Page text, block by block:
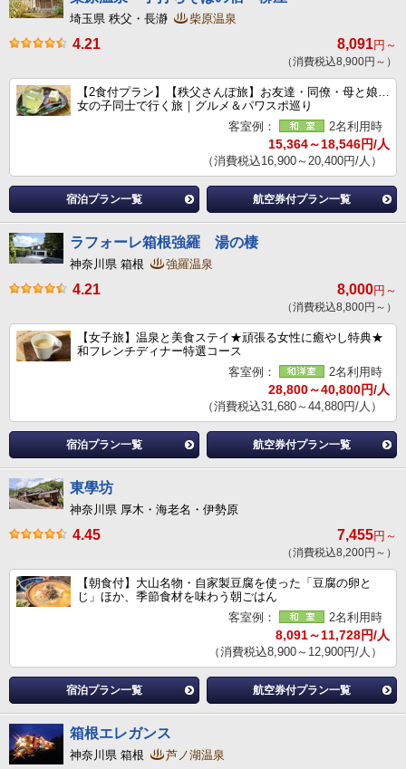
埼玉県 秩父・長瀞 柴原温泉
4.21 8,091円～
（消費税込8,900円～）
【2食付プラン】【秩父さんぽ旅】お友達・同僚・母と娘…
女の子同士で行く旅｜グルメ＆パワスポ巡り
客室例：
2名利用時
15,364～18,546円/人
（消費税込16,900～20,400円/人）
宿泊プラン一覧 航空券付プラン一覧
ラフォーレ箱根強羅 湯の棲
神奈川県 箱根 強羅温泉
4.21 8,000円～
（消費税込8,800円～）
【女子旅】温泉と美食ステイ★頑張る女性に癒やし特典★
和フレンチディナー特選コース
客室例：
2名利用時
28,800～40,800円/人
（消費税込31,680～44,880円/人）
宿泊プラン一覧 航空券付プラン一覧
東學坊
神奈川県 厚木・海老名・伊勢原
4.45 7,455円～
（消費税込8,200円～）
【朝食付】大山名物・自家製豆腐を使った「豆腐の卵と
じ」ほか、季節食材を味わう朝ごはん
客室例：
2名利用時
8,091～11,728円/人
（消費税込8,900～12,900円/人）
宿泊プラン一覧 航空券付プラン一覧
箱根エレガンス
神奈川県 箱根 芦ノ湖温泉